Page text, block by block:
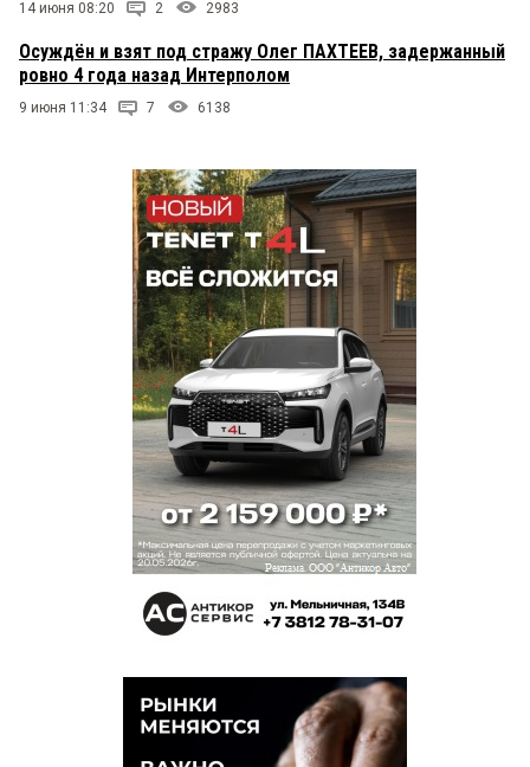
14 июня 08:20 2 2983
Осуждён и взят под стражу Олег ПАХТЕЕВ, задержанный
ровно 4 года назад Интерполом
9 июня 11:34 7 6138